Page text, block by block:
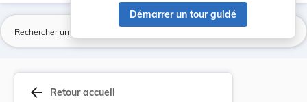
Démarrer un tour guidé
arrow_back Retour accueil